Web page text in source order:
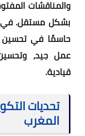
والمناقشات
بشكل مستقل. في
حاسمًا في
عمل جيد،
قيادية.
تحديات
المغرب